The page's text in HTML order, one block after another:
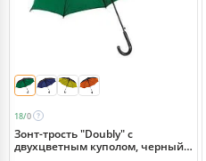
18/0
Зонт-трость "Doubly" с
двухцветным куполом, черный/